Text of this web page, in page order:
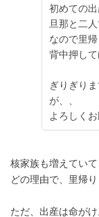
初めての
旦那と二
なので里
背中押し
ぎりぎり
が、、
よろしく
核家族も増えてい
どの理由で、里帰
ただ、出産は命が